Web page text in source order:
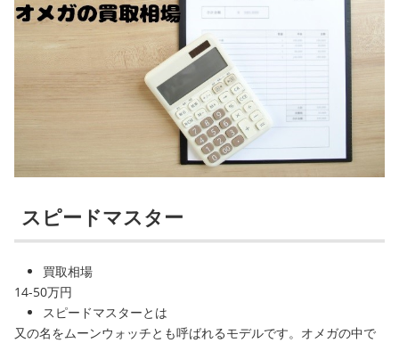
スピードマスター
買取相場
14-50万円
スピードマスターとは
又の名をムーンウォッチとも呼ばれるモデルです。オメガの中で